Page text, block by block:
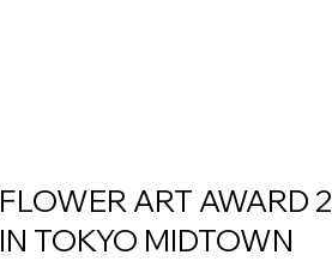
FLOWER ART AWARD
IN TOKYO MIDTOWN